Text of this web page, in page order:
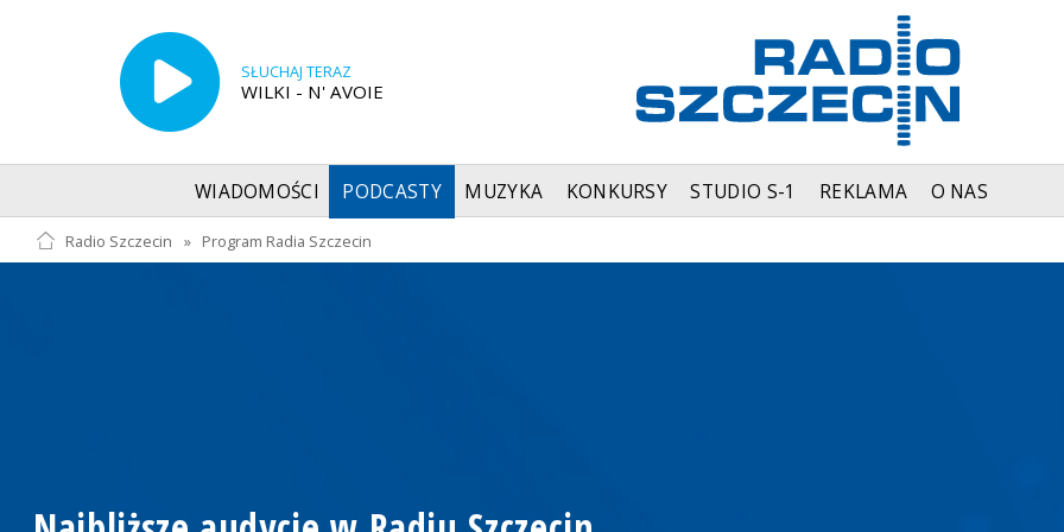
SŁUCHAJ TERAZ
WILKI - N' AVOIE
WIADOMOŚCI PODCASTY MUZYKA KONKURSY STUDIO S-1 REKLAMA O NAS
Radio Szczecin » Program Radia Szczecin